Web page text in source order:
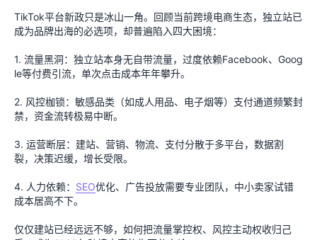
TikTok平台新政只是冰山一角。回顾当前跨境电商生态，独立站已
成为品牌出海的必选项，却普遍陷入四大困境：
1. 流量黑洞：独立站本身无自带流量，过度依赖Facebook、Goog
le等付费引流，单次点击成本年年攀升。
2. 风控枷锁：敏感品类（如成人用品、电子烟等）支付通道频繁封
禁，资金流转极易中断。
3. 运营断层：建站、营销、物流、支付分散于多平台，数据割
裂，决策迟缓，增长受限。
4. 人力依赖： SEO优化、广告投放需要专业团队，中小卖家试错
成本居高不下。
仅仅建站已经远远不够，如何把流量掌控权、风控主动权收归己